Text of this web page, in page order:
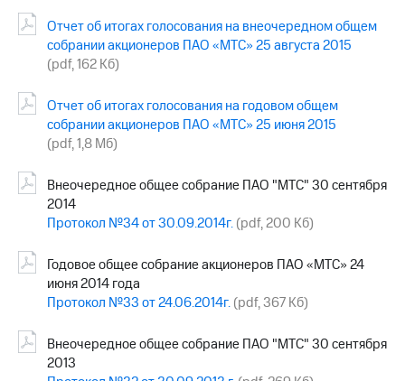
Отчет об итогах голосования на внеочередном общем
собрании акционеров ПАО «МТС» 25 августа 2015
(pdf, 162 Кб)
Отчет об итогах голосования на годовом общем
собрании акционеров ПАО «МТС» 25 июня 2015
(pdf, 1,8 Мб)
Внеочередное общее собрание ПАО "МТС" 30 сентября
2014
Протокол №34 от 30.09.2014г.(pdf, 200 Кб)
Годовое общее собрание акционеров ПАО «МТС» 24
июня 2014 года
Протокол №33 от 24.06.2014г.(pdf, 367 Кб)
Внеочередное общее собрание ПАО "МТС" 30 сентября
2013